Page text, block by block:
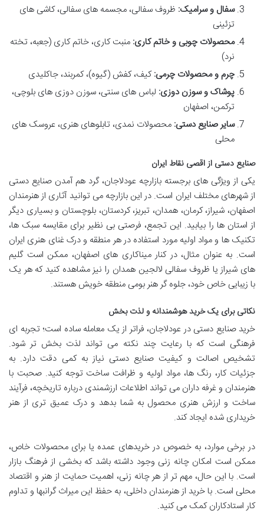
سفال و سرامیک: ظروف سفالی، مجسمه های سفالی، کاشی های
تزئینی
محصولات چوبی و خاتم کاری: منبت کاری، خاتم کاری (جعبه، تخته
نرد)
چرم و محصولات چرمی:کیف، کفش (گیوه)، کمربند، جاکلیدی
پوشاک و سوزن دوزی: لباس های سنتی، سوزن دوزی های بلوچی،
ترکمن، اصفهان
سایر صنایع دستی: محصولات نمدی، تابلوهای هنری، عروسک های
محلی
صنایع دستی از اقصی نقاط ایران
یکی از ویژگی های برجسته بازارچه عودلاجان، گرد هم آمدن صنایع دستی
از شهرهای مختلف ایران است. در این بازارچه می توانید آثاری از هنرمندان
اصفهان، شیراز، کرمان، همدان، تبریز، کردستان، بلوچستان و بسیاری دیگر
از استان ها را بیابید. این تجمع، فرصتی بی نظیر برای مقایسه سبک ها،
تکنیک ها و مواد اولیه مورد استفاده در هر منطقه و درک غنای هنری ایران
است. به عنوان مثال، در کنار میناکاری های اصفهان، ممکن است گلیم
های شیراز یا ظروف سفالی لالجین همدان را نیز مشاهده کنید که هر یک
با زیبایی خاص خود، جلوه گر هنر بومی منطقه خویش هستند.
نکاتی برای یک خرید هوشمندانه و لذت بخش
خرید صنایع دستی در عودلاجان، فراتر از یک معامله ساده است؛ تجربه ای
فرهنگی است که با رعایت چند نکته می تواند لذت بخش تر شود.
تشخیص اصالت و کیفیت صنایع دستی نیاز به کمی دقت دارد. به
جزئیات کار، رنگ ها، مواد اولیه و ظرافت ساخت توجه کنید. صحبت با
هنرمندان و غرفه داران می تواند اطلاعات ارزشمندی درباره تاریخچه، فرآیند
ساخت و ارزش هنری محصول به شما بدهد و درک عمیق تری از هنر
خریداری شده ایجاد کند.
در برخی موارد، به خصوص در خریدهای عمده یا برای محصولات خاص،
ممکن است امکان چانه زنی وجود داشته باشد که بخشی از فرهنگ بازار
است. با این حال، مهم تر از هر چانه زنی، اهمیت حمایت از هنر و اقتصاد
محلی است. با خرید از هنرمندان داخلی، به حفظ این میراث گرانبها و تداوم
کار استادکاران کمک می کنید.